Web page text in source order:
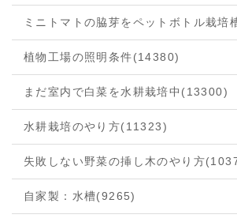
ミニトマトの脇芽をペットボトル栽培
植物工場の照明条件(14380)
まだ室内で白菜を水耕栽培中 (13300)
水耕栽培のやり方(11323)
失敗しない野菜の挿し木のやり方
自家製：水槽(9265)